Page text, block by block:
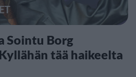
Sointu Borg
tää haikeelta